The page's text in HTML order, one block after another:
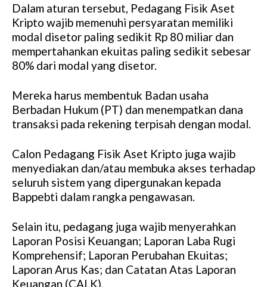
Dalam aturan tersebut, Pedagang Fisik Aset
Kripto wajib memenuhi persyaratan memiliki
modal disetor paling sedikit Rp 80 miliar dan
mempertahankan ekuitas paling sedikit sebesar
80% dari modal yang disetor.
Mereka harus membentuk Badan usaha
Berbadan Hukum (PT) dan menempatkan dana
transaksi pada rekening terpisah dengan modal.
Calon Pedagang Fisik Aset Kripto juga wajib
menyediakan dan/atau membuka akses terhadap
seluruh sistem yang dipergunakan kepada
Bappebti dalam rangka pengawasan.
Selain itu, pedagang juga wajib menyerahkan
Laporan Posisi Keuangan; Laporan Laba Rugi
Komprehensif; Laporan Perubahan Ekuitas;
Laporan Arus Kas; dan Catatan Atas Laporan
Keuangan (CALK).